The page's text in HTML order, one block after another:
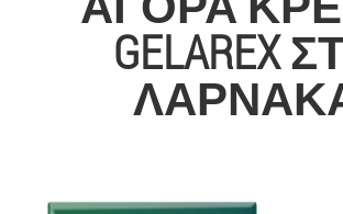
GELAREX